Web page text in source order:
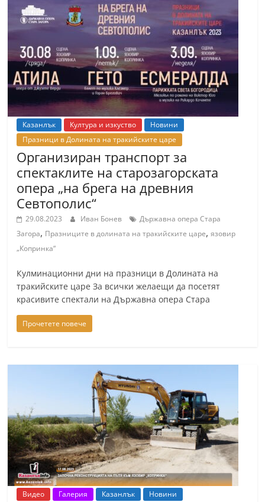
Казанлък Култура и изкуство
Новини
Празници в Долината на тракийските царе
Организиран транспорт за
спектаклите на старозагорската
опера „на брега на древния
Севтополис“
29.08.2023 Иван Бонев
Държавна опера Стара
Загора, Празниците в долината на тракийските царе,язовир
„Копринка“
Кулминационни дни на празници в Долината на
тракийските царе За всички желаещи да посетят
красивите спектали на Държавна опера Стара
Прочетете повече
Видео Галерия Казанлък Новини